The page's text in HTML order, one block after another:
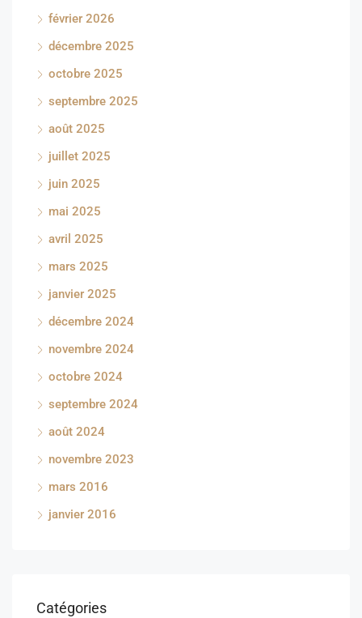
février 2026
décembre 2025
octobre 2025
septembre 2025
août 2025
juillet 2025
juin 2025
mai 2025
avril 2025
mars 2025
janvier 2025
décembre 2024
novembre 2024
octobre 2024
septembre 2024
août 2024
novembre 2023
mars 2016
janvier 2016
Catégories